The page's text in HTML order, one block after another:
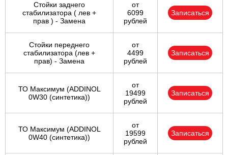
Стойки заднего
стабилизатора ( лев +
прав ) - Замена
от
6099
рублей
Записаться
Стойки переднего
стабилизатора (лев +
прав) - Замена
от
4499
рублей
Записаться
ТО Максимум (ADDINOL
0W30 (синтетика))
от
19499
рублей
Записаться
ТО Максимум (ADDINOL
0W40 (синтетика))
от
19599
рублей
Записаться